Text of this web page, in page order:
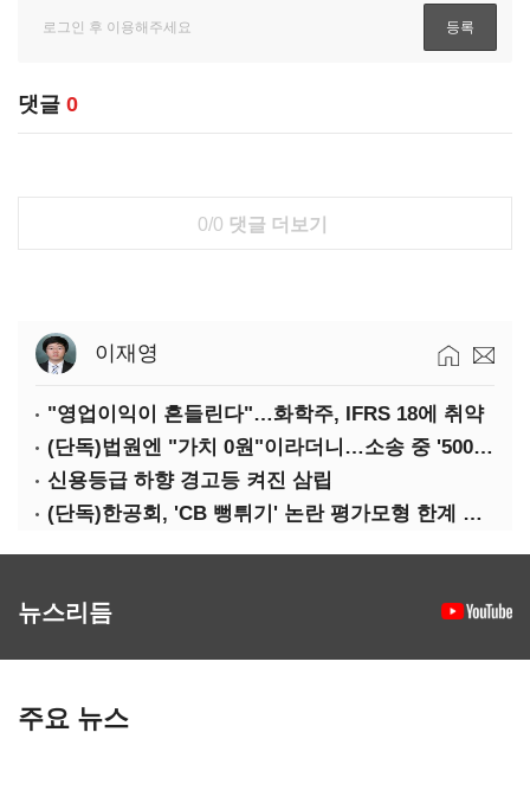
댓글 0
0/0 댓글 더보기
이재영
"영업이익이 흔들린다"…화학주, IFRS 18에 취약
(단독)법원엔 "가치 0원"이라더니…소송 중 '500원 유증' 강행한 라인게임즈
신용등급 하향 경고등 켜진 삼립
(단독)한공회, 'CB 뻥튀기' 논란 평가모형 한계 인정…당국 방관 속 장부 왜곡 수두룩
뉴스리듬
주요 뉴스